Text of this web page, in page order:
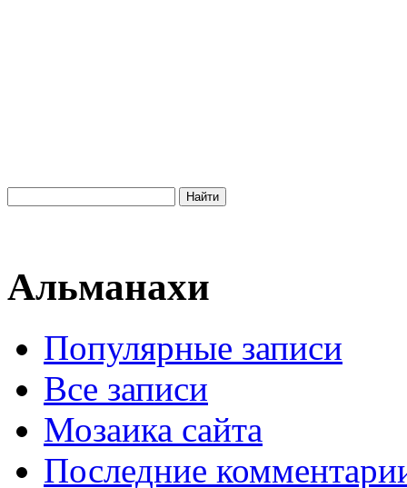
Альманахи
Популярные записи
Все записи
Мозаика сайта
Последние